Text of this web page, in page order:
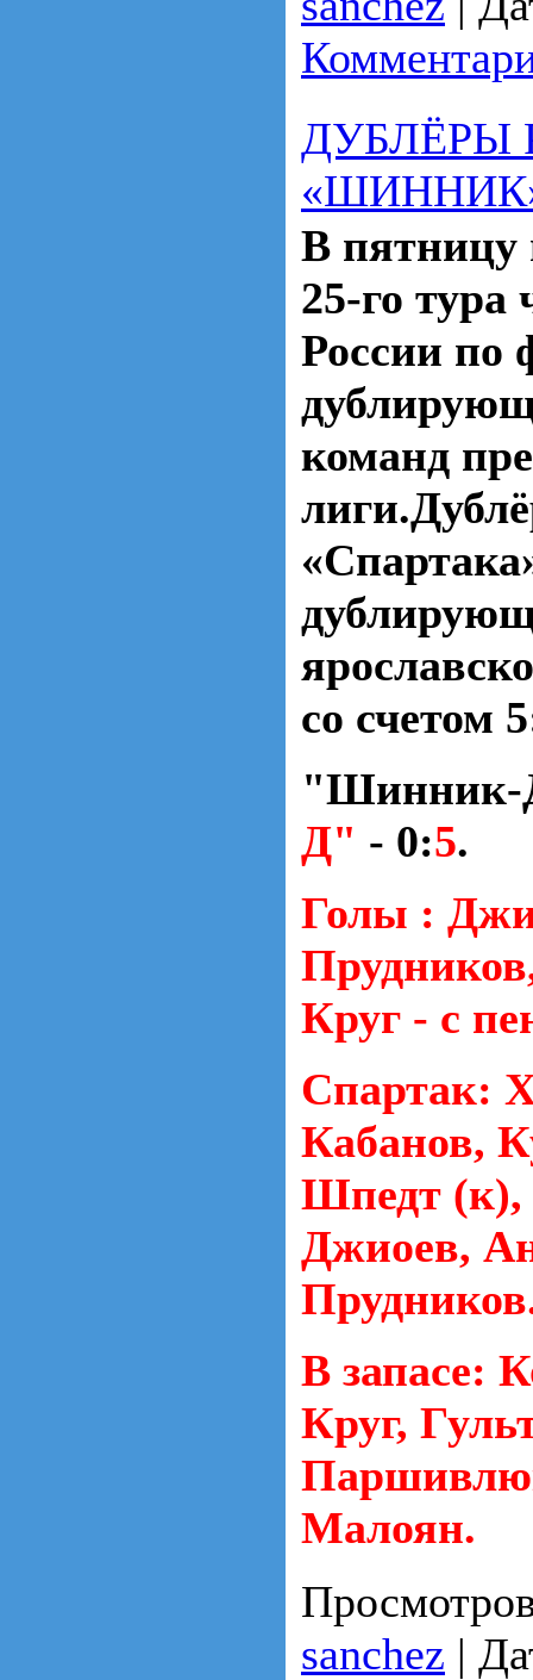
ДУБЛЁРЫ
В пятницу
25-го тура
России по
команд
со счетом
Д" - 0:5.
Голы :
Круг - с
Cпартак:
Кабанов,
Шпедт (к),
Джиоев,
В запасе:
Круг,
Малоян.
sanchez |